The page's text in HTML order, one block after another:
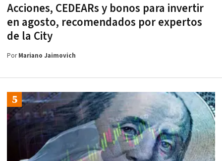
Acciones, CEDEARs y bonos para invertir
en agosto, recomendados por expertos
de la City
PorMariano Jaimovich